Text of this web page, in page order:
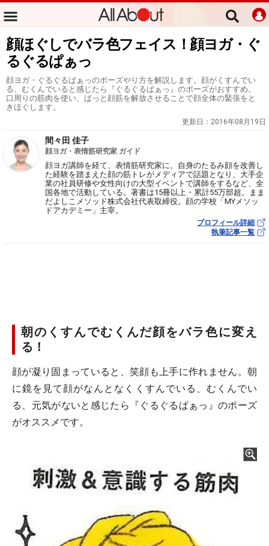
顔ほぐしでバラ色フェイス！顔ヨガ・ぐ
るぐるぱぁっ
顔ヨガ・ぐるぐるぱぁっのポーズやり方を解説します。顔がくすんでい
る、むくんでいると感じたら『ぐるぐるぱぁっ』のポーズがおすすめ。
口周りの筋肉を使い、ぱっと顔筋を解放させることで顔全体の緊張をと
きほぐします。
更新日： 2016年08月19日
間々田 佳子
顔ヨガ・表情筋研究家 ガイド
顔ヨガ講師を経て、表情筋研究家に。自身のたるみ顔を改善し
た経験を踏まえた顔の筋トレがメディアで話題となり、大手企
業の社員研修や女性向けの大型イベントで講師をするなど、全
国各地で活動している。著書は15冊以上・累計55万部超。まま
だよしこメソッド株式会社代表取締役。顔の学校「MYメソッ
ドアカデミー」主宰。
プロフィール詳細
執筆記事一覧
朝のくすんでむくんだ顔をバラ色に変え
る！
顔が凝り固まっていると、笑顔も上手に作れません。朝
に鏡を見て顔がなんとなくくすんでいる、むくんでい
る、元気がないと感じたら『ぐるぐるぱぁっ』のポーズ
がオススメです。